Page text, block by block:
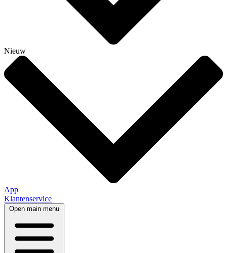
Nieuw
App
Klantenservice
Open main menu